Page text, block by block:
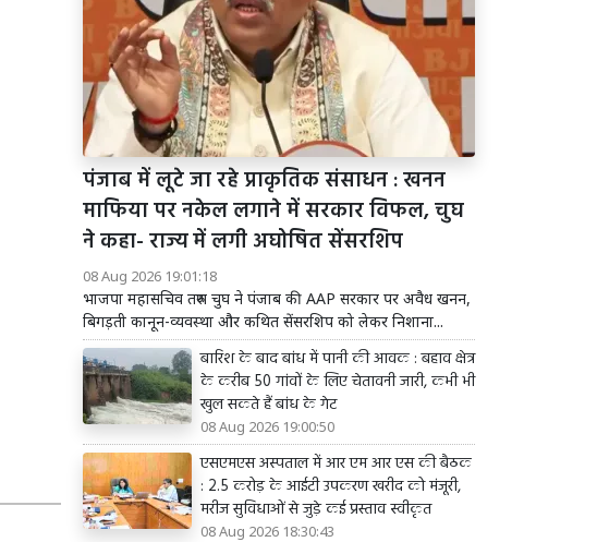
पंजाब में लूटे जा रहे प्राकृतिक संसाधन : खनन
माफिया पर नकेल लगाने में सरकार विफल, चुघ
ने कहा- राज्य में लगी अघोषित सेंसरशिप
08 Aug 2026 19:01:18
भाजपा महासचिव तरुण चुघ ने पंजाब की AAP सरकार पर अवैध खनन,
बिगड़ती कानून-व्यवस्था और कथित सेंसरशिप को लेकर निशाना...
बारिश के बाद बांध में पानी की आवक : बहाव क्षेत्र
के करीब 50 गांवों के लिए चेतावनी जारी, कभी भी
खुल सकते हैं बांध के गेट
08 Aug 2026 19:00:50
एसएमएस अस्पताल में आर एम आर एस की बैठक
: 2.5 करोड़ के आईटी उपकरण खरीद को मंजूरी,
मरीज सुविधाओं से जुड़े कई प्रस्ताव स्वीकृत
08 Aug 2026 18:30:43